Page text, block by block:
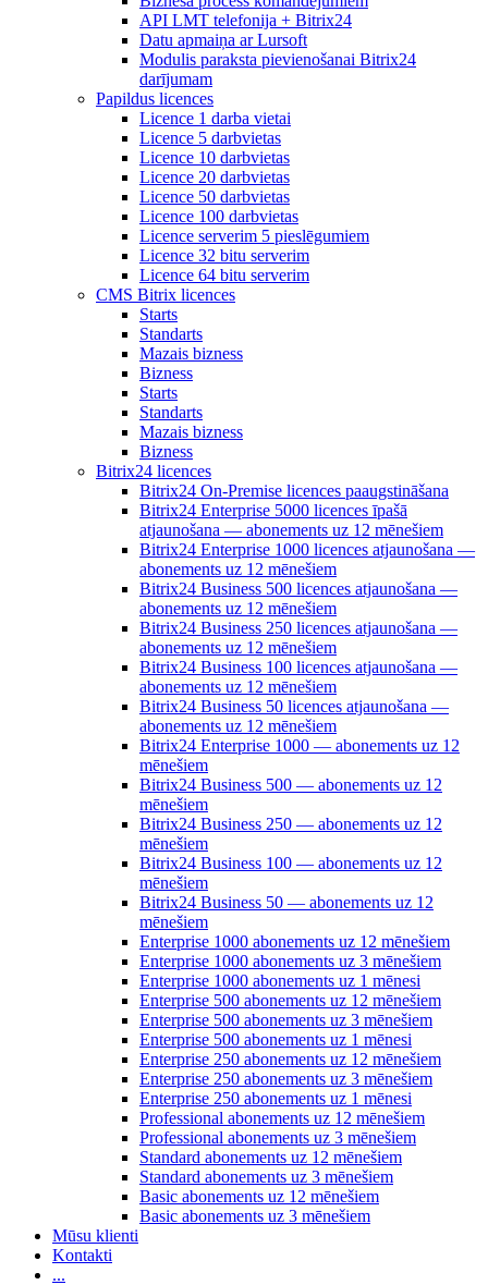
API LMT telefonija + Bitrix24
Datu apmaiņa ar Lursoft
Modulis paraksta pievienošanai Bitrix24
darījumam
Papildus licences
Licence 1 darba vietai
Licence 5 darbvietas
Licence 10 darbvietas
Licence 20 darbvietas
Licence 50 darbvietas
Licence 100 darbvietas
Licence serverim 5 pieslēgumiem
Licence 32 bitu serverim
Licence 64 bitu serverim
CMS Bitrix licences
Starts
Standarts
Mazais bizness
Bizness
Starts
Standarts
Mazais bizness
Bizness
Bitrix24 licences
Bitrix24 On-Premise licences paaugstināšana
Bitrix24 Enterprise 5000 licences īpašā
atjaunošana — abonements uz 12 mēnešiem
Bitrix24 Enterprise 1000 licences atjaunošana —
abonements uz 12 mēnešiem
Bitrix24 Business 500 licences atjaunošana —
abonements uz 12 mēnešiem
Bitrix24 Business 250 licences atjaunošana —
abonements uz 12 mēnešiem
Bitrix24 Business 100 licences atjaunošana —
abonements uz 12 mēnešiem
Bitrix24 Business 50 licences atjaunošana —
abonements uz 12 mēnešiem
Bitrix24 Enterprise 1000 — abonements uz 12
mēnešiem
Bitrix24 Business 500 — abonements uz 12
mēnešiem
Bitrix24 Business 250 — abonements uz 12
mēnešiem
Bitrix24 Business 100 — abonements uz 12
mēnešiem
Bitrix24 Business 50 — abonements uz 12
mēnešiem
Enterprise 1000 abonements uz 12 mēnešiem
Enterprise 1000 abonements uz 3 mēnešiem
Enterprise 1000 abonements uz 1 mēnesi
Enterprise 500 abonements uz 12 mēnešiem
Enterprise 500 abonements uz 3 mēnešiem
Enterprise 500 abonements uz 1 mēnesi
Enterprise 250 abonements uz 12 mēnešiem
Enterprise 250 abonements uz 3 mēnešiem
Enterprise 250 abonements uz 1 mēnesi
Professional abonements uz 12 mēnešiem
Professional abonements uz 3 mēnešiem
Standard abonements uz 12 mēnešiem
Standard abonements uz 3 mēnešiem
Basic abonements uz 12 mēnešiem
Basic abonements uz 3 mēnešiem
Mūsu klienti
Kontakti
...